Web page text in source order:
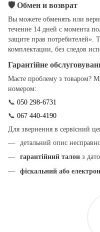
🛡 Обмен и возврат
Вы можете обменять или
течение 14 дней с момента
защите прав потребителей».
комплектации, без следов
Гарантійне
Маєте проблему з товаром?
номером:
📞 050 298-6731
📞 067 440-4190
Для звернення в сервісний
детальний опис
гарантійний талон з
фіскальний або